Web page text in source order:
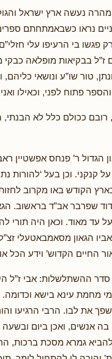
מהרה נעשה ארץ ישראל
נראו כשבאמתחתם
פגשו בי הרעיפו עלי
בבקיאות מופלאה כבקי
טור שו”ע ונושאי כליהם,
פתוח לפני, וכאילו
ככולם כלל לא הבנתי,
הגדול ר’ פנחס אפשטיין
וכן בעל ‘להורות
הקודש באו מקרוב
דוד שפרבר אב”ד בראשוב.
עד מאוד. וכאן היה
הגאון מסאמבאטעלי
החיים הקדוש’ וידע הכל
ההשתלשלות: אבי ז”ל
מחמת עינא בישא
את לבו. הרבי הרגיעו
אנשים, ואכן ביום ובשעה
להביא גמרא מסכת